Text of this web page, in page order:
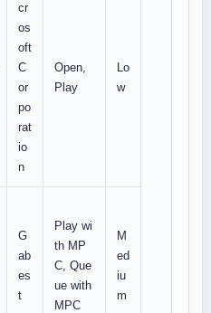
cr
os
oft
C
or
po
rat
io
n
Open,
Play
Lo
w
G
ab
es
t
Play wi
th MP
C, Que
ue with
MPC
M
ed
iu
m